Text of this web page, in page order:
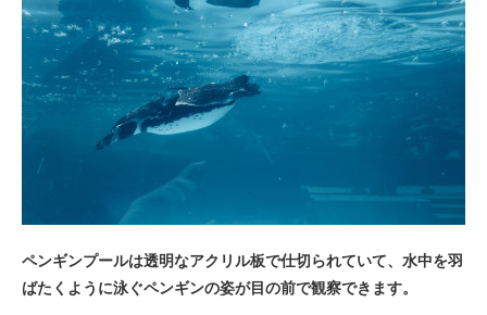
ペンギンプールは透明なアクリル板で仕切られていて、水中を羽
ばたくように泳ぐペンギンの姿が目の前で観察できます。